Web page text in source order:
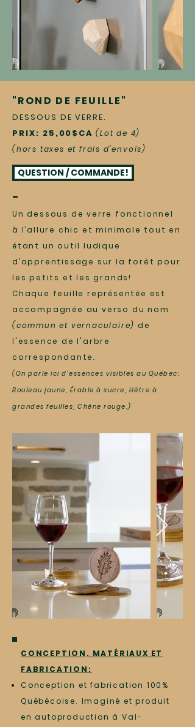
"ROND DE FEUILLE"
DESSOUS DE VERRE.
PRIX: 25,00$CA(Lot de 4)
(hors taxes et frais d'envois)
-
Un dessous de verre fonctionnel
à l’allure chic et minimale tout en
étant un outil ludique
d’apprentissage sur la forêt pour
les petits et les grands!
Chaque feuille représentée est
accompagnée au verso du nom
(commun et vernaculaire) de
l'essence de l'arbre
correspondante.
(On parle ici d'essences visibles au Québec:
Bouleau jaune, Érable à sucre, Hêtre à
grandes feuilles, Chêne rouge.)
QUESTION / COMMANDE!
CONCEPTION, MATÉRIAUX ET
FABRICATION:
Conception et fabrication 100%
Québécoise. Imaginé et produit
en autoproduction à Val-